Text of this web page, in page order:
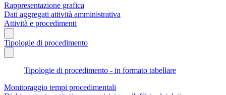
Rappresentazione grafica
Dati aggregati attività amministrativa
Attività e procedimenti
Tipologie di procedimento
Tipologie di procedimento - in formato tabellare
Monitoraggio tempi procedimentali